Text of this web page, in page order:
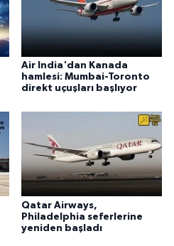
Air India'dan Kanada
hamlesi: Mumbai-Toronto
direkt uçuşları başlıyor
Qatar Airways,
Philadelphia seferlerine
yeniden başladı